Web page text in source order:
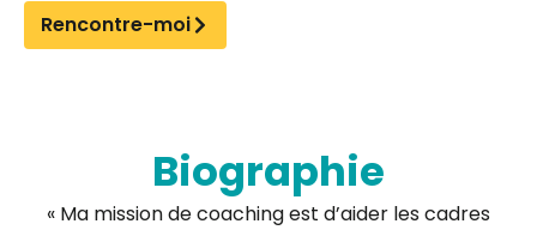
Rencontre-moi
Biographie
« Ma mission de coaching est d’aider les cadres